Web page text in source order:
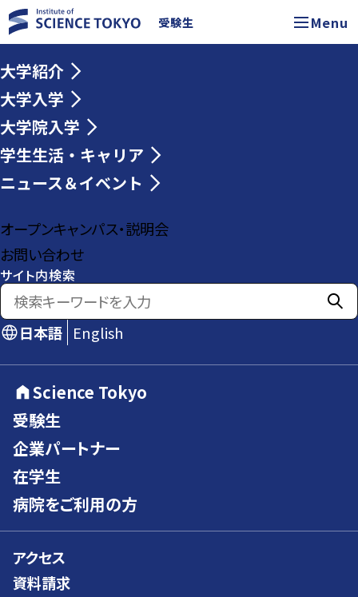
受験生 Menu
大学紹介
大学入学
大学院入学
学生生活・キャリア
ニュース＆イベント
オープンキャンパス・説明会
お問い合わせ
サイト内検索
日本語 English
Science Tokyo
受験生
企業パートナー
在学生
病院をご利用の方
アクセス
資料請求